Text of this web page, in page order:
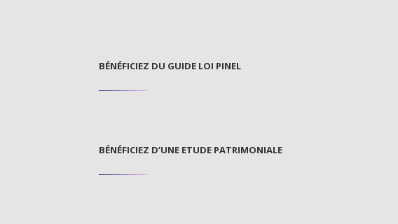
BÉNÉFICIEZ DU GUIDE LOI PINEL
BÉNÉFICIEZ D’UNE ETUDE PATRIMONIALE